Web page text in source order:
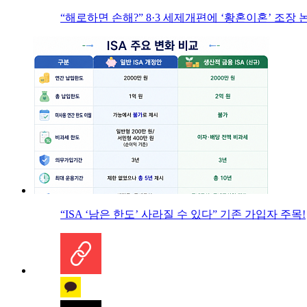
“해로하면 손해?” 8·3 세제개편에 ‘황혼이혼’ 조장
“ISA ‘남은 한도’ 사라질 수 있다” 기존 가입자 주목!